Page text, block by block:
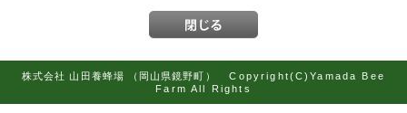
株式会社 山田養蜂場 （岡山県鏡野町）
Copyright(C)Yamada Bee
Farm All Rights